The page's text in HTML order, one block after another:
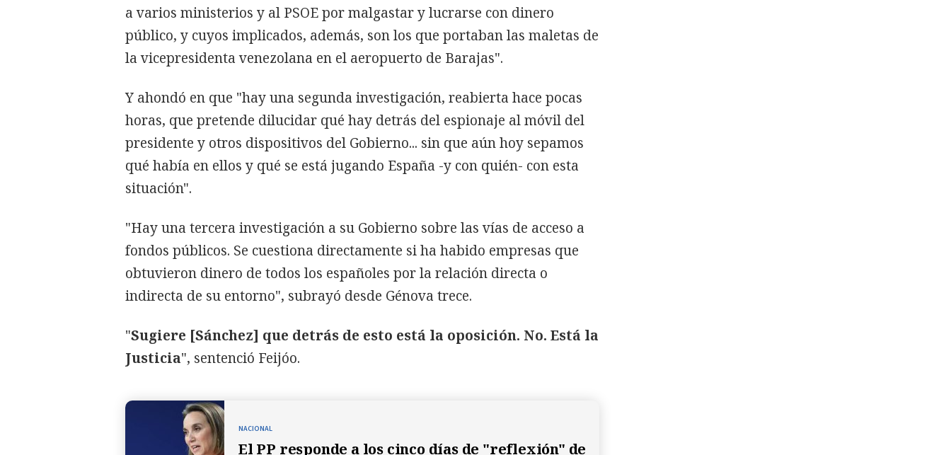
a varios ministerios y al PSOE por malgastar y lucrarse con dinero
público, y cuyos implicados, además, son los que portaban las maletas de
la vicepresidenta venezolana en el aeropuerto de Barajas".
Y ahondó en que "hay una segunda investigación, reabierta hace pocas
horas, que pretende dilucidar qué hay detrás del espionaje al móvil del
presidente y otros dispositivos del Gobierno... sin que aún hoy sepamos
qué había en ellos y qué se está jugando España -y con quién- con esta
situación".
"Hay una tercera investigación a su Gobierno sobre las vías de acceso a
fondos públicos. Se cuestiona directamente si ha habido empresas que
obtuvieron dinero de todos los españoles por la relación directa o
indirecta de su entorno", subrayó desde Génova trece.
"Sugiere [Sánchez] que detrás de esto está la oposición. No. Está la
Justicia", sentenció Feijóo.
NACIONAL
El PP responde a los cinco días de "reflexión" de